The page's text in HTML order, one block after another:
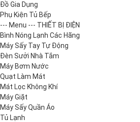
Đồ Gia Dụng
Phụ Kiện Tủ Bếp
--- Menu --- THIẾT BỊ ĐIỆN
Bình Nóng Lạnh Các Hãng
Máy Sấy Tay Tự Động
Đèn Sưởi Nhà Tắm
Máy Bơm Nước
Quạt Làm Mát
Mát Lọc Không Khí
Máy Giặt
Máy Sấy Quần Áo
Tủ Lạnh